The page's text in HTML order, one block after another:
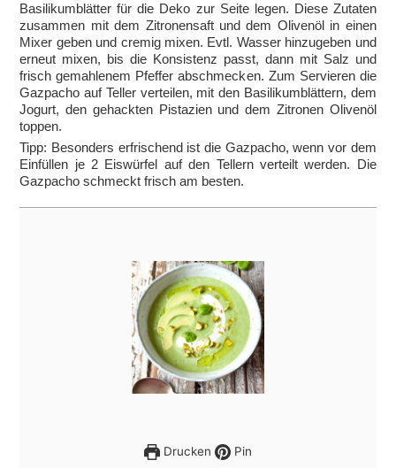
Basilikumblätter für die Deko zur Seite legen. Diese Zutaten
zusammen mit dem Zitronensaft und dem Olivenöl in einen
Mixer geben und cremig mixen. Evtl. Wasser hinzugeben und
erneut mixen, bis die Konsistenz passt, dann mit Salz und
frisch gemahlenem Pfeffer abschmecken. Zum Servieren die
Gazpacho auf Teller verteilen, mit den Basilikumblättern, dem
Jogurt, den gehackten Pistazien und dem Zitronen Olivenöl
toppen.
Tipp: Besonders erfrischend ist die Gazpacho, wenn vor dem
Einfüllen je 2 Eiswürfel auf den Tellern verteilt werden. Die
Gazpacho schmeckt frisch am besten.
Drucken Pin